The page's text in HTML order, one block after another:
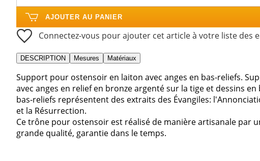
AJOUTER AU PANIER
Connectez-vous pour ajouter cet article à votre liste des
DESCRIPTION Mesures Matériaux
Support pour ostensoir en laiton avec anges en bas-reliefs.
avec anges en relief en bronze argenté sur la tige et dessins
bas-reliefs représentent des extraits des Évangiles:
et la Résurrection.
Ce trône pour ostensoir est réalisé de manière artisanale par
grande qualité, garantie dans le temps.